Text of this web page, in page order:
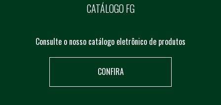
CATÁLOGO FG
Consulte o nosso catálogo eletrônico de produtos
CONFIRA